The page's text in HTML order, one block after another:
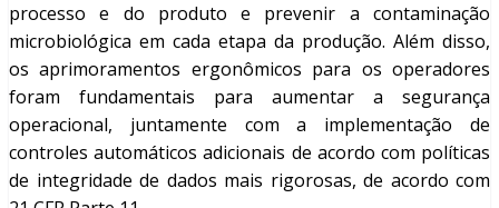
processo e do produto e prevenir a contaminação
microbiológica em cada etapa da produção. Além disso,
os aprimoramentos ergonômicos para os operadores
foram fundamentais para aumentar a segurança
operacional, juntamente com a implementação de
controles automáticos adicionais de acordo com políticas
de integridade de dados mais rigorosas, de acordo com